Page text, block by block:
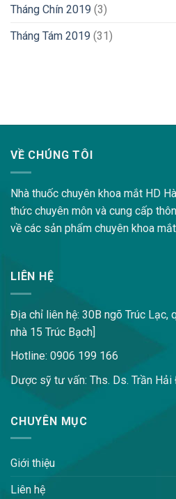
Tháng Chín 2019 (3)
Tháng Tám 2019 (31)
VỀ CHÚNG TÔI
Nhà thuốc chuyên khoa mắt HD
thức chuyên môn và cung cấp
về các sản phẩm chuyên khoa
LIÊN HỆ
Địa chỉ liên hệ: 30B ngõ Trúc Lạc,
nhà 15 Trúc Bạch]
Hotline: 0906 199 166
Dược sỹ tư vấn: Ths. Ds. Trần Hải
CHUYÊN MỤC
Giới thiệu
Liên hệ